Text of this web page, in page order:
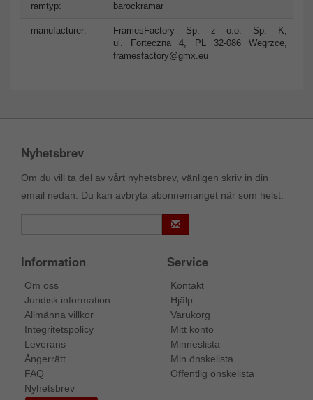
ramtyp: barockramar
manufacturer:
FramesFactory Sp. z o.o. Sp. K,
ul. Forteczna 4, PL 32-086 Wegrzce,
framesfactory@gmx.eu
Nyhetsbrev
Om du vill ta del av vårt nyhetsbrev, vänligen skriv in din
email nedan. Du kan avbryta abonnemanget när som helst.
Information
Om oss
Juridisk information
Allmänna villkor
Integritetspolicy
Leverans
Ångerrätt
FAQ
Nyhetsbrev
Service
Kontakt
Hjälp
Varukorg
Mitt konto
Minneslista
Min önskelista
Offentlig önskelista